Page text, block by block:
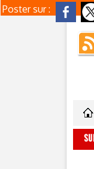
Poster sur :